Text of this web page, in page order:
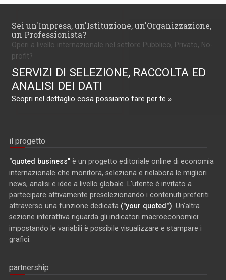
Sei un'Impresa, un'Istituzione, un'Organizzazione,
un Professionista?
Operi a livello internazionale nel settore Pubblico, Privato, No-
profit?
SERVIZI DI SELEZIONE, RACCOLTA ED
ANALISI DEI DATI
Scopri nel dettaglio cosa possiamo fare per te »
il progetto
"quoted business" è un progetto editoriale online di economia
internazionale che monitora, seleziona e rielabora le migliori
news, analisi e idee a livello globale. L'utente è invitato a
partecipare attivamente preselezionando i contenuti preferiti
attraverso una funzione dedicata ("your quoted") . Un'altra
sezione interattiva riguarda gli indicatori macroeconomici:
impostando le variabili è possibile visualizzare e stampare i
grafici.
partnership